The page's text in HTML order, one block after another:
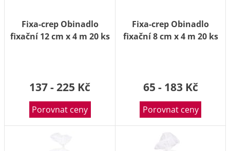
Fixa-crep Obinadlo
fixační 12 cm x 4 m 20 ks
137 - 225 Kč
Porovnat ceny
Fixa-crep Obinadlo
fixační 8 cm x 4 m 20 ks
65 - 183 Kč
Porovnat ceny